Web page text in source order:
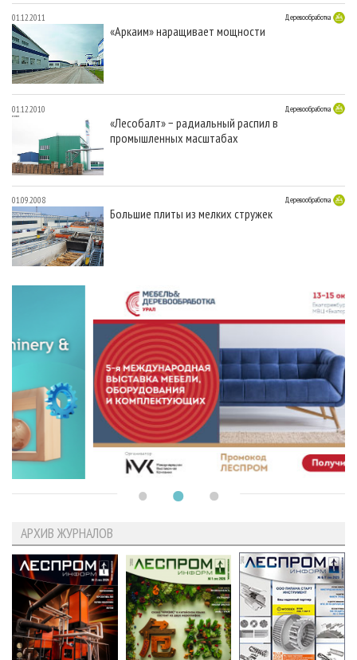
01.12.2011 Деревообработка
«Аркаим» наращивает мощности
01.12.2010 Деревообработка
«Лесобалт» − радиальный распил в
промышленных масштабах
01.09.2008 Деревообработка
Большие плиты из мелких стружек
АРХИВ ЖУРНАЛОВ